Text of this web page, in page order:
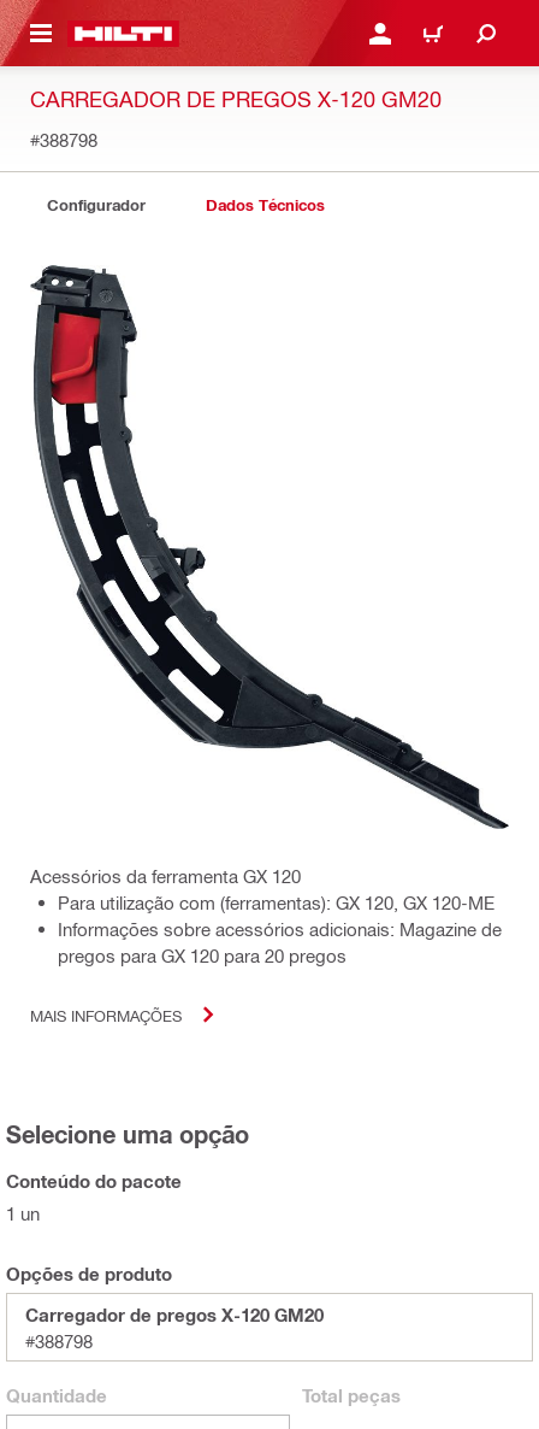
PRINCIPAL ENTRAR OU CADASTRAR
CARRINHO
CARREGADOR DE PREGOS X-120 GM20
#388798
Configurador Dados Técnicos
Acessórios da ferramenta GX 120
Para utilização com (ferramentas): GX 120, GX 120-ME
Informações sobre acessórios adicionais: Magazine de
pregos para GX 120 para 20 pregos
MAIS INFORMAÇÕES
Selecione uma opção
Conteúdo do pacote
1 un
Opções de produto
Carregador de pregos X-120 GM20
#388798
Quantidade Total peças